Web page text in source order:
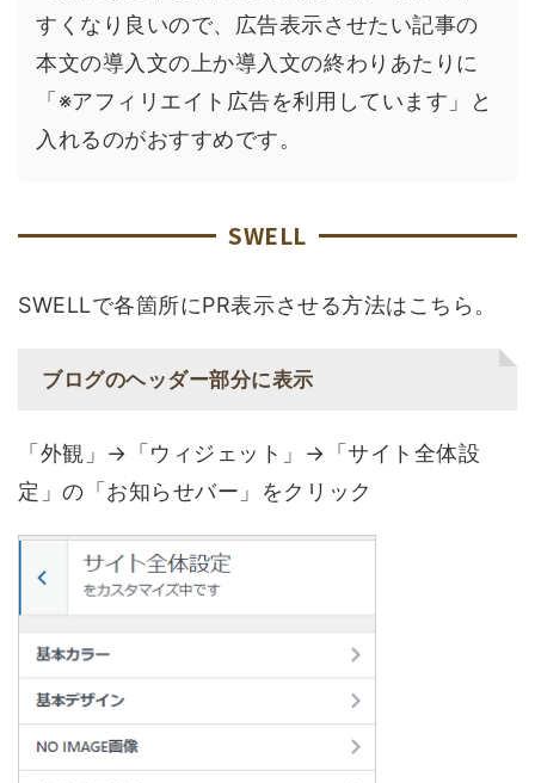
すくなり良いので、広告表示させたい記事の
本文の導入文の上か導入文の終わりあたりに
「※アフィリエイト広告を利用しています」と
入れるのがおすすめです。
SWELL
SWELLで各箇所にPR表示させる方法はこちら。
ブログのヘッダー部分に表示
「外観」→「ウィジェット」→「サイト全体設
定」の「お知らせバー」をクリック